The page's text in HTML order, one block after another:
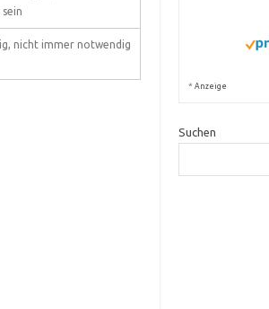
nicht immer notwendig
* Anzeige
Suchen